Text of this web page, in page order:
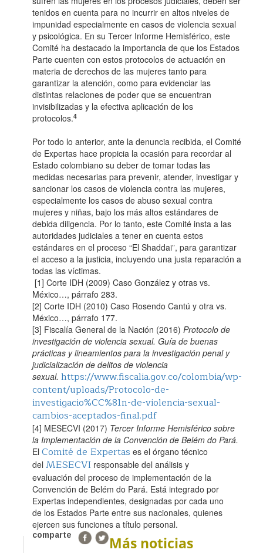
tenidos en cuenta para no incurrir en altos niveles de
impunidad especialmente en casos de violencia sexual
y psicológica. En su Tercer Informe Hemisférico, este
Comité ha destacado la importancia de que los Estados
Parte cuenten con estos protocolos de actuación en
materia de derechos de las mujeres tanto para
garantizar la atención, como para evidenciar las
distintas relaciones de poder que se encuentran
invisibilizadas y la efectiva aplicación de los
protocolos.4
Por todo lo anterior, ante la denuncia recibida, el Comité
de Expertas hace propicia la ocasión para recordar al
Estado colombiano su deber de tomar todas las
medidas necesarias para prevenir, atender, investigar y
sancionar los casos de violencia contra las mujeres,
especialmente los casos de abuso sexual contra
mujeres y niñas, bajo los más altos estándares de
debida diligencia. Por lo tanto, este Comité insta a las
autoridades judiciales a tener en cuenta estos
estándares en el proceso “El Shaddai”, para garantizar
el acceso a la justicia, incluyendo una justa reparación a
todas las víctimas.
[1] Corte IDH (2009) Caso González y otras vs.
México…, párrafo 283.
[2] Corte IDH (2010) Caso Rosendo Cantú y otra vs.
México…, párrafo 177.
[3] Fiscalía General de la Nación (2016) Protocolo de
investigación de violencia sexual. Guía de buenas
prácticas y lineamientos para la investigación penal y
judicialización de delitos de violencia
sexual. https://www.fiscalia.gov.co/colombia/wp-
content/uploads/Protocolo-de-
investigacio%CC%81n-de-violencia-sexual-
cambios-aceptados-final.pdf
[4] MESECVI (2017) Tercer Informe Hemisférico sobre
la Implementación de la Convención de Belém do Pará.
El Comité de Expertas es el órgano técnico
del MESECVI responsable del análisis y
evaluación del proceso de implementación de la
Convención de Belém do Pará. Está integrado por
Expertas independientes, designadas por cada uno
de los Estados Parte entre sus nacionales, quienes
ejercen sus funciones a título personal.
comparte Más noticias